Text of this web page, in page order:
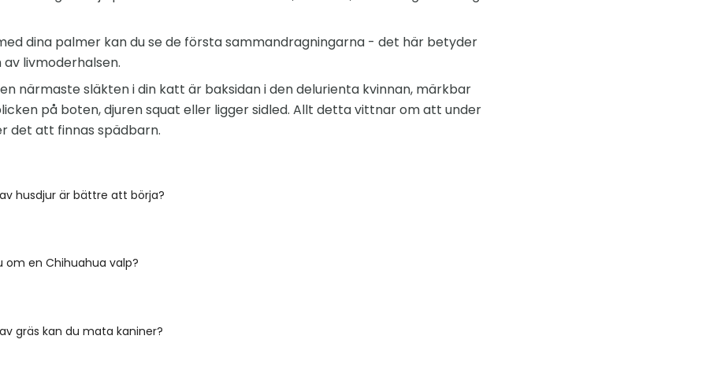
dina palmer kan du se de första sammandragningarna - det här betyder
livmoderhalsen.
närmaste släkten i din katt är baksidan i den delurienta kvinnan, märkbar
på boten, djuren squat eller ligger sidled. Allt detta vittnar om att under
det att finnas spädbarn.
husdjur är bättre att börja?
om en Chihuahua valp?
gräs kan du mata kaniner?